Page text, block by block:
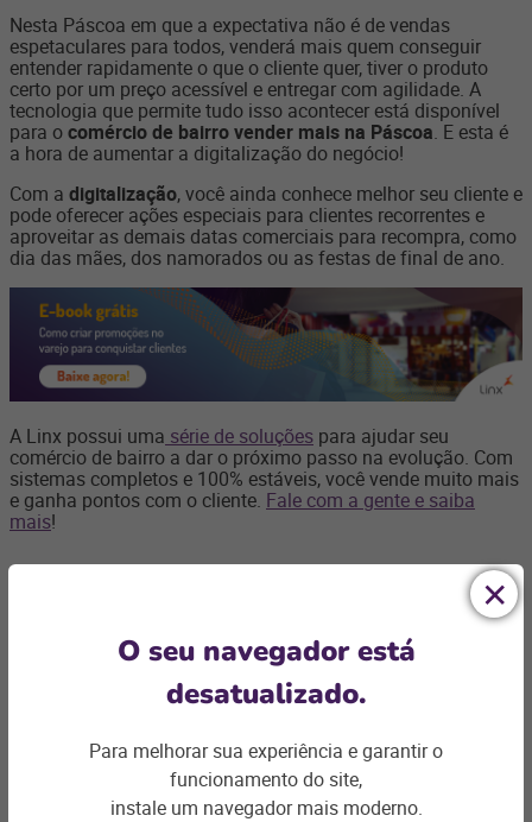
Nesta Páscoa em que a expectativa não é de vendas
espetaculares para todos, venderá mais quem conseguir
entender rapidamente o que o cliente quer, tiver o produto
certo por um preço acessível e entregar com agilidade. A
tecnologia que permite tudo isso acontecer está disponível
para ocomércio de bairro vender mais na Páscoa. E esta é
a hora de aumentar a digitalização do negócio!
Com a digitalização, você ainda conhece melhor seu cliente e
pode oferecer ações especiais para clientes recorrentes e
aproveitar as demais datas comerciais para recompra, como
dia das mães, dos namorados ou as festas de final de ano.
A Linx possui uma série de soluções para ajudar seu
comércio de bairro a dar o próximo passo na evolução. Com
sistemas completos e 100% estáveis, você vende muito mais
e ganha pontos com o cliente. Fale com a gente e saiba
mais!
Ficou com
alguma dúvida?
Podemos te ajudar com os desafios do seu negócio e
O seu navegador está
desatualizado.
Para melhorar sua experiência e garantir o
funcionamento do site,
instale um navegador mais moderno.